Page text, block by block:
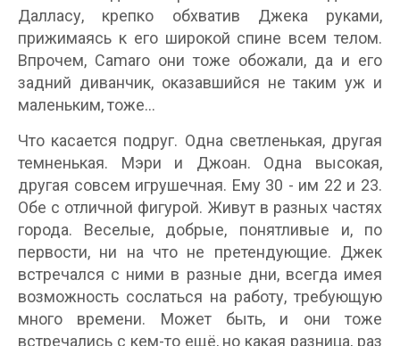
Далласу, крепко обхватив Джека руками,
прижимаясь к его широкой спине всем телом.
Впрочем, Camaro они тоже обожали, да и его
задний диванчик, оказавшийся не таким уж и
маленьким, тоже...
Что касается подруг. Одна светленькая, другая
темненькая. Мэри и Джоан. Одна высокая,
другая совсем игрушечная. Ему 30 - им 22 и 23.
Обе с отличной фигурой. Живут в разных частях
города. Веселые, добрые, понятливые и, по
первости, ни на что не претендующие. Джек
встречался с ними в разные дни, всегда имея
возможность сослаться на работу, требующую
много времени. Может быть, и они тоже
встречались с кем-то ещё, но какая разница, раз